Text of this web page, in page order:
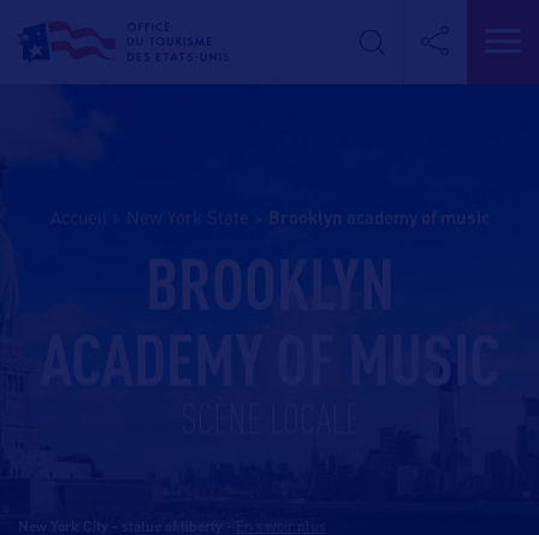
Accueil New York State brooklyn academy of music
BROOKLYN